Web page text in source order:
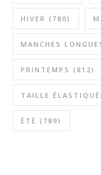
HIVER (780)
MANCHES
PRINTEMPS (812)
TAILLE
ÉTÉ (789)